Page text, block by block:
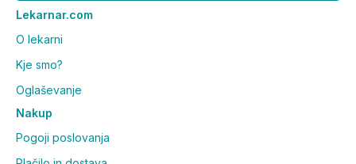
Lekarnar.com
O lekarni
Kje smo?
Oglaševanje
Nakup
Pogoji poslovanja